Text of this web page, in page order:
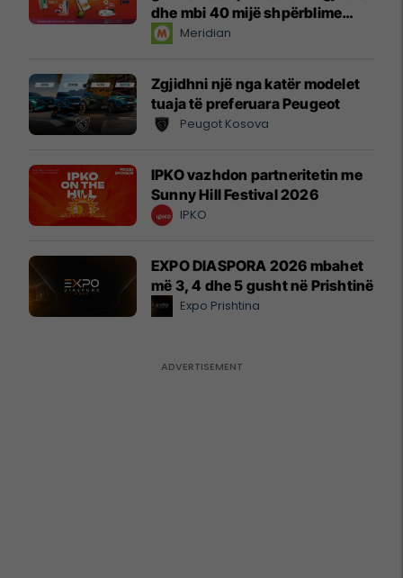
dhe mbi 40 mijë shpërblime
instant!Meridian
Zgjidhni një nga katër modelet
tuaja të preferuara Peugeot
Peugot Kosova
IPKO vazhdon partneritetin me
Sunny Hill Festival 2026
IPKO
EXPO DIASPORA 2026 mbahet
më 3, 4 dhe 5 gusht në Prishtinë
Expo Prishtina